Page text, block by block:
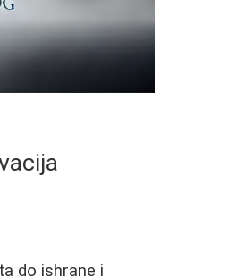
do ishrane i